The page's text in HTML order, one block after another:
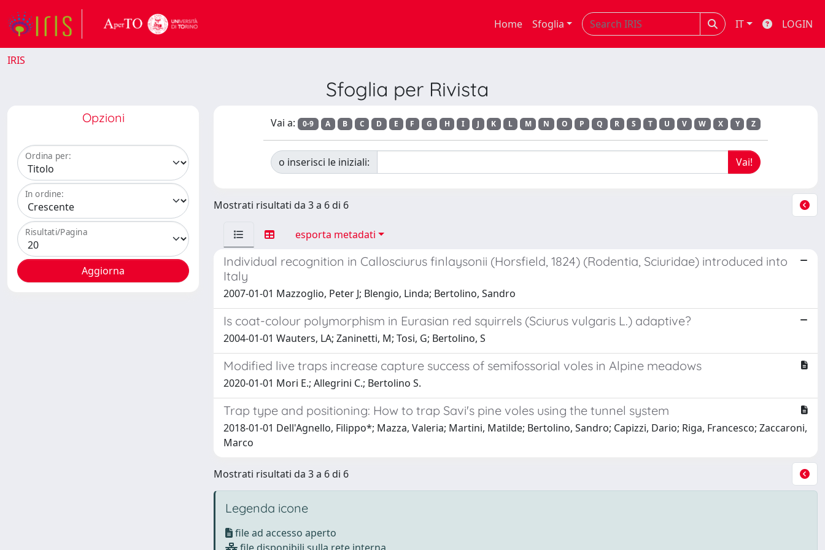
Home Sfoglia IT LOGIN
IRIS
Sfoglia per Rivista
Opzioni
Ordina per:
In ordine:
Risultati/Pagina
Vai a: 0-9 A B C D E F G H I J K L M N O P Q R S T U V W X Y Z
o inserisci le iniziali:
Mostrati risultati da 3 a 6 di 6
esporta metadati
Individual recognition in Callosciurus finlaysonii (Horsfield, 1824) (Rodentia, Sciuridae) introduced into
Italy
2007-01-01 Mazzoglio, Peter J; Blengio, Linda; Bertolino, Sandro
Is coat-colour polymorphism in Eurasian red squirrels (Sciurus vulgaris L.) adaptive?
2004-01-01 Wauters, LA; Zaninetti, M; Tosi, G; Bertolino, S
Modified live traps increase capture success of semifossorial voles in Alpine meadows
2020-01-01 Mori E.; Allegrini C.; Bertolino S.
Trap type and positioning: How to trap Savi's pine voles using the tunnel system
2018-01-01 Dell'Agnello, Filippo*; Mazza, Valeria; Martini, Matilde; Bertolino, Sandro; Capizzi, Dario; Riga, Francesco; Zaccaroni,
Marco
Mostrati risultati da 3 a 6 di 6
Legenda icone
file ad accesso aperto